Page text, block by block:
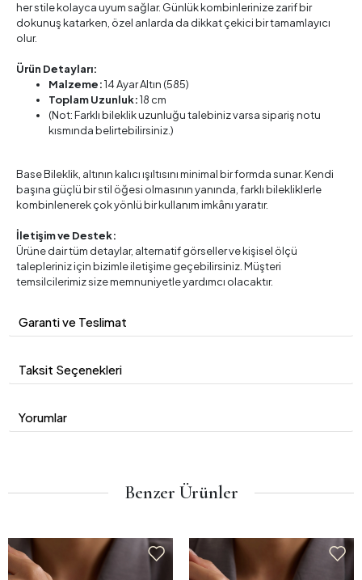
her stile kolayca uyum sağlar. Günlük kombinlerinize zarif bir
dokunuş katarken, özel anlarda da dikkat çekici bir tamamlayıcı
olur.
Ürün Detayları:
Malzeme:14 Ayar Altın (585)
Toplam Uzunluk:18 cm
(Not: Farklı bileklik uzunluğu talebiniz varsa sipariş notu
kısmında belirtebilirsiniz.)
Base Bileklik, altının kalıcı ışıltısını minimal bir formda sunar. Kendi
başına güçlü bir stil öğesi olmasının yanında, farklı bilekliklerle
kombinlenerek çok yönlü bir kullanım imkânı yaratır.
İletişim ve Destek:
Ürüne dair tüm detaylar, alternatif görseller ve kişisel ölçü
talepleriniz için bizimle iletişime geçebilirsiniz. Müşteri
temsilcilerimiz size memnuniyetle yardımcı olacaktır.
Garanti ve Teslimat
Taksit Seçenekleri
Yorumlar
Benzer Ürünler